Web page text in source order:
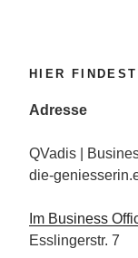
HIER
Adresse
QVadis |
die-
Im Business
Esslingerstr. 7